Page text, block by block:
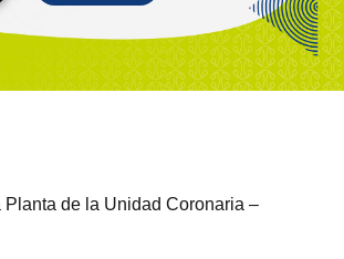
de la Unidad Coronaria –